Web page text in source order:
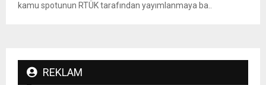
kamu spotunun RTÜK tarafından yayımlanmaya ba..
REKLAM